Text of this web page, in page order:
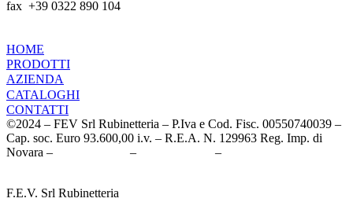
fax +39 0322 890 104
HOME
PRODOTTI
AZIENDA
CATALOGHI
CONTATTI
©2024 – FEV Srl Rubinetteria – P.Iva e Cod. Fisc. 00550740039 –
Cap. soc. Euro 93.600,00 i.v. – R.E.A. N. 129963 Reg. Imp. di
Novara –
– –
F.E.V. Srl Rubinetteria